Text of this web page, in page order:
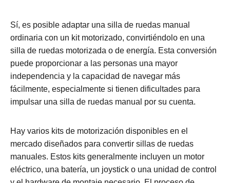
Sí, es posible adaptar una silla de ruedas manual
ordinaria con un kit motorizado, convirtiéndolo en una
silla de ruedas motorizada o de energía. Esta conversión
puede proporcionar a las personas una mayor
independencia y la capacidad de navegar más
fácilmente, especialmente si tienen dificultades para
impulsar una silla de ruedas manual por su cuenta.
Hay varios kits de motorización disponibles en el
mercado diseñados para convertir sillas de ruedas
manuales. Estos kits generalmente incluyen un motor
eléctrico, una batería, un joystick o una unidad de control